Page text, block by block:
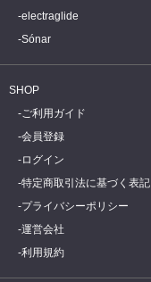
electraglide
Sónar
SHOP
ご利用ガイド
会員登録
ログイン
特定商取引法に基づく表記
プライバシーポリシー
運営会社
利用規約